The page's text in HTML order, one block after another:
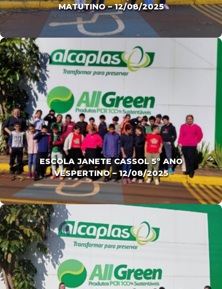
MATUTINO – 12/08/2025
ESCOLA JANETE CASSOL 5º ANO
VESPERTINO – 12/08/2025